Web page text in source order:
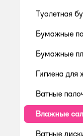
Туалетная
Бумажные
Бумажные
Гигиена для
Ватные
Влажные
Ватные